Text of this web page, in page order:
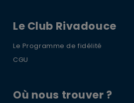
Le Club Rivadouce
Le Programme de fidélité
CGU
Où nous trouver ?